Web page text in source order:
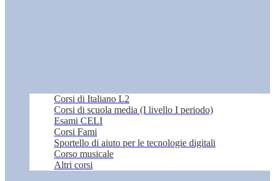
Corsi di Italiano L2
Corsi di scuola media (I livello I periodo)
Esami CELI
Corsi Fami
Sportello di aiuto per le tecnologie digitali
Corso musicale
Altri corsi